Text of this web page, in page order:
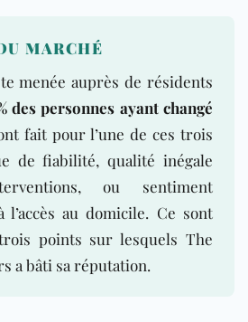
MARCHÉ
menée auprès de résidents
des personnes ayant changé
fait pour l’une de ces trois
de fiabilité, qualité inégale
ou sentiment
l’accès au domicile. Ce sont
points sur lesquels The
a bâti sa réputation.